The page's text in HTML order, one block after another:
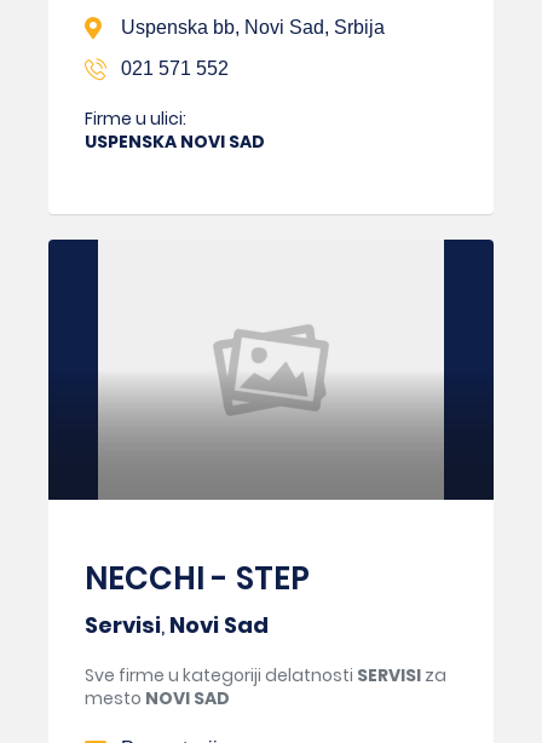
Uspenska bb, Novi Sad, Srbija
021 571 552
Firme u ulici:
USPENSKA NOVI SAD
NECCHI - STEP
Servisi, Novi Sad
Sve firme u kategoriji delatnosti SERVISI za
mesto NOVI SAD